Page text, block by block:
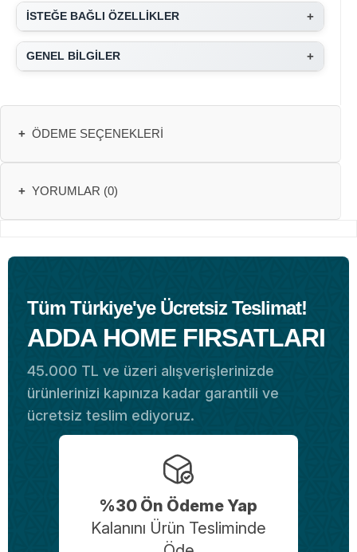
İSTEĞE BAĞLI ÖZELLİKLER +
GENEL BİLGİLER +
+ ÖDEME SEÇENEKLERI
+ YORUMLAR (0)
Tüm Türkiye'ye Ücretsiz Teslimat!
ADDA HOME FIRSATLARI
45.000 TL ve üzeri alışverişlerinizde
ürünlerinizi kapınıza kadar garantili ve
ücretsiz teslim ediyoruz.
%30 Ön Ödeme Yap
Kalanını Ürün Tesliminde